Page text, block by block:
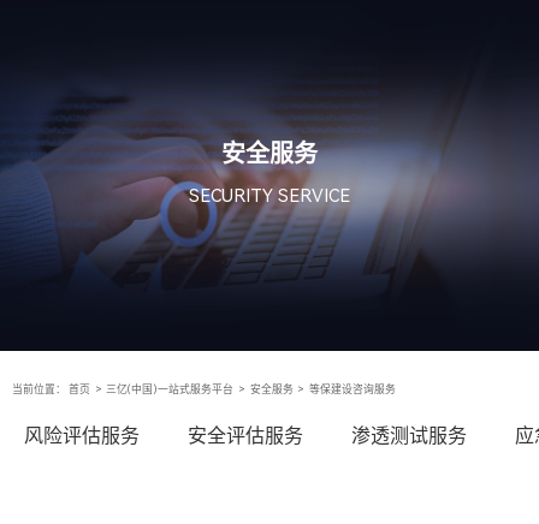
安全服务
SECURITY SERVICE
当前位置： 首页 > 三亿(中国)一站式服务平台 > 安全服务 > 等保建设咨询服务
风险评估服务 安全评估服务 渗透测试服务